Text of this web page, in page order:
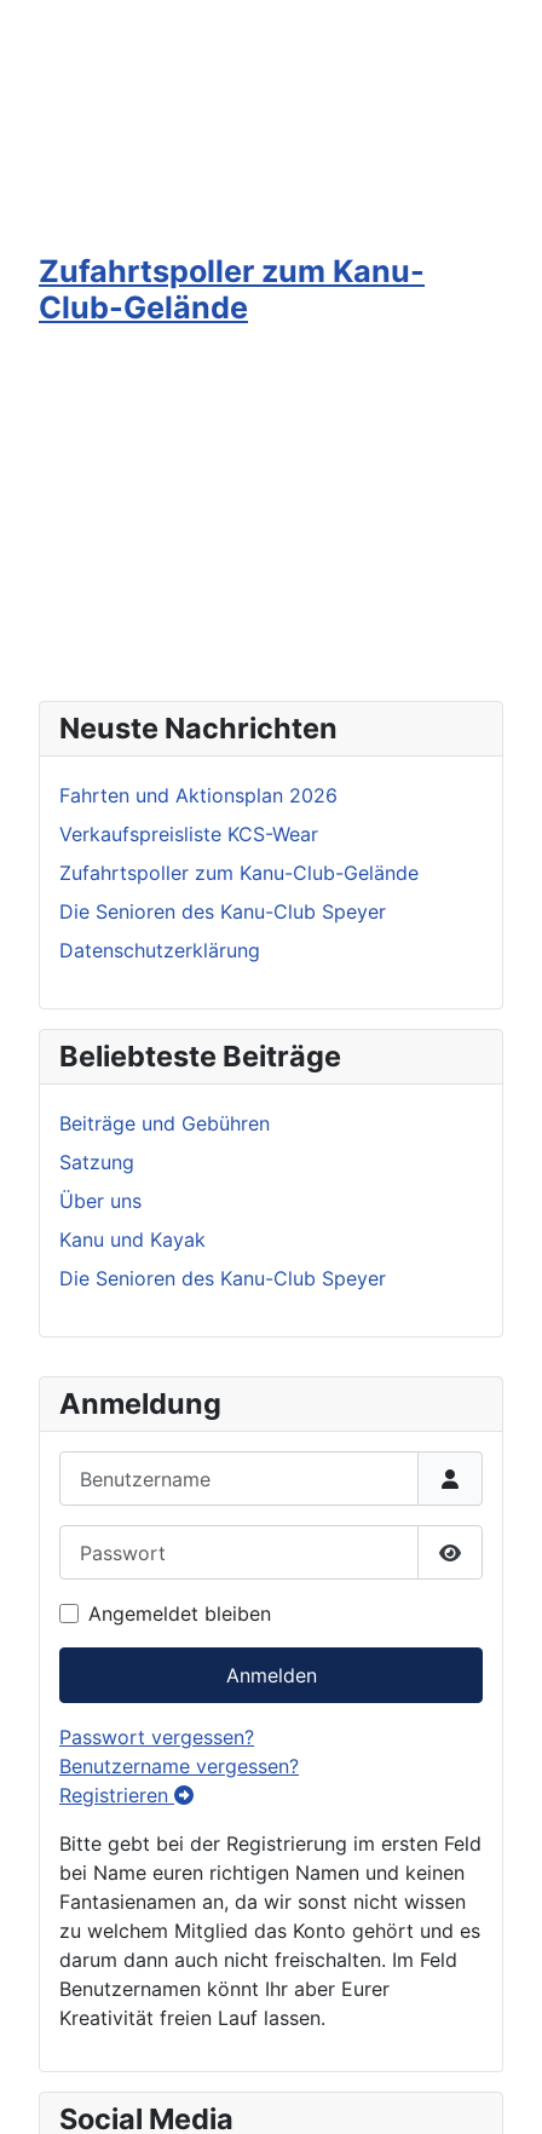
Anmeldung
Passwort
Angemeldet bleiben
Anmelden
Passwort vergessen?
Benutzername vergessen?
Registrieren
Bitte gebt bei der Registrierung im ersten Feld
bei Name euren richtigen Namen und keinen
Fantasienamen an, da wir sonst nicht wissen
zu welchem Mitglied das Konto gehört und es
darum dann auch nicht freischalten. Im Feld
Benutzernamen könnt Ihr aber Eurer
Kreativität freien Lauf lassen.
Social Media
Zufahrtspoller zum Kanu-
Club-Gelände
Neuste Nachrichten
Fahrten und Aktionsplan 2026
Verkaufspreisliste KCS-Wear
Zufahrtspoller zum Kanu-Club-Gelände
Die Senioren des Kanu-Club Speyer
Datenschutzerklärung
Beliebteste Beiträge
Beiträge und Gebühren
Satzung
Über uns
Kanu und Kayak
Die Senioren des Kanu-Club Speyer